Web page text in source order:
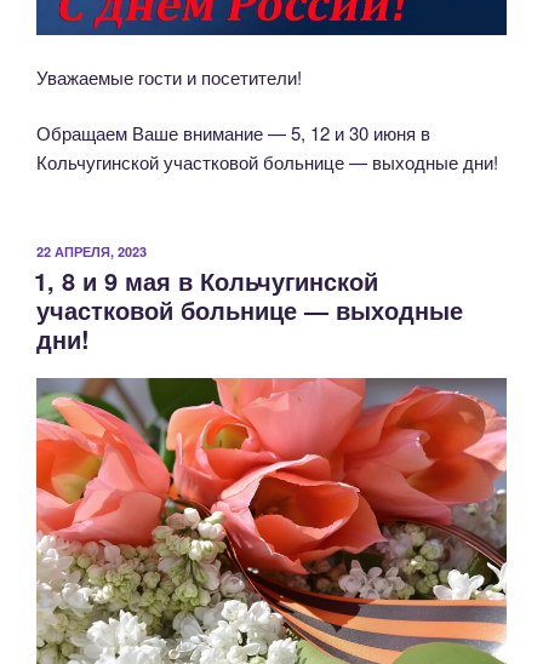
Уважаемые гости и посетители!
Обращаем Ваше внимание — 5, 12 и 30 июня в
Кольчугинской участковой больнице — выходные дни!
ОПУБЛИКОВАНО
22 АПРЕЛЯ, 2023
1, 8 и 9 мая в Кольчугинской
участковой больнице — выходные
дни!